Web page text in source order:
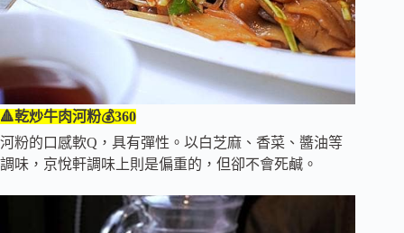
🔺乾炒牛肉河粉💰360
河粉的口感軟Q，具有彈性。以白芝麻、香菜、醬油等
調味，京悅軒調味上則是偏重的，但卻不會死鹹。